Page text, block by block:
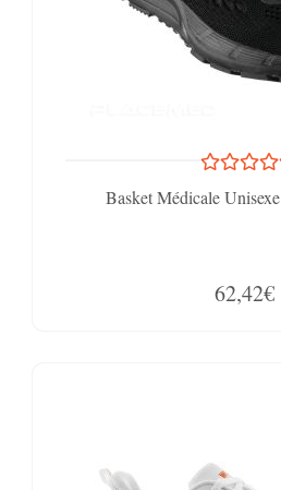
Basket Médicale
62,42€